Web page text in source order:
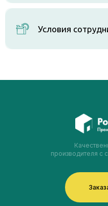
Условия
производителя с